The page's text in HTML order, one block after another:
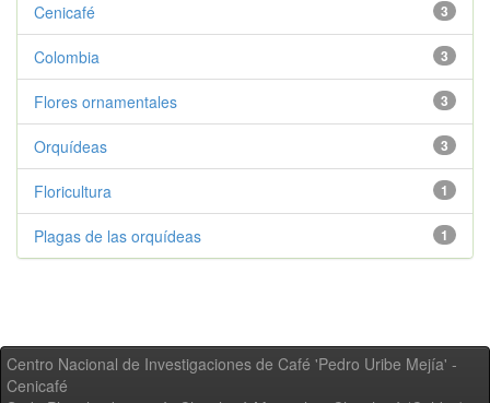
3
Cenicafé
3
Colombia
3
Flores ornamentales
3
Orquídeas
1
Floricultura
1
Plagas de las orquídeas
Centro Nacional de Investigaciones de Café 'Pedro Uribe Mejía' -
Cenicafé